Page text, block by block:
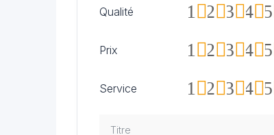
Qualité 5
4
3
2
1
Prix 5
4
3
2
1
Service 5
4
3
2
1